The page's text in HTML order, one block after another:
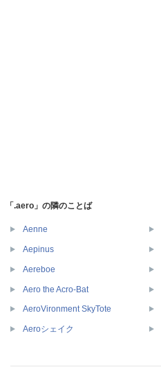
「.aero」の隣のことば
Aenne
Aepinus
Aereboe
Aero the Acro-Bat
AeroVironment SkyTote
Aeroシェイク